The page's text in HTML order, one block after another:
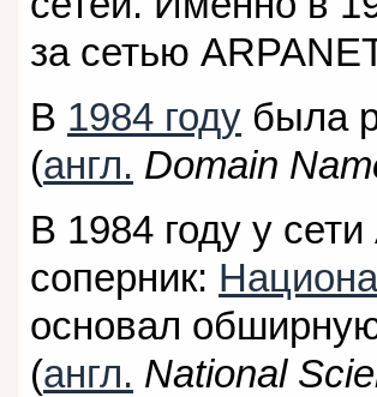
за сетью
В 1984 году была
(англ. Domain
В 1984 году у
соперник:
основал
(англ. National